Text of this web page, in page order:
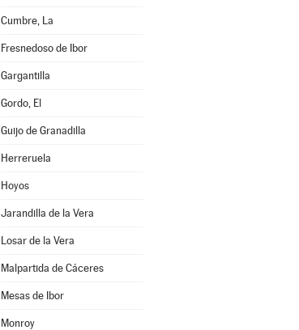
Cumbre, La
Fresnedoso de Ibor
Gargantilla
Gordo, El
Guijo de Granadilla
Herreruela
Hoyos
Jarandilla de la Vera
Losar de la Vera
Malpartida de Cáceres
Mesas de Ibor
Monroy